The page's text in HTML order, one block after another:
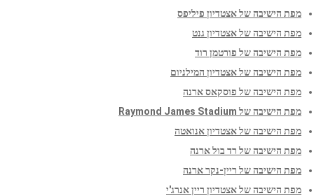
מפת הישיבה של אצטדיון פיליפס
מפת הישיבה של אצטדיון גנט
מפת הישיבה של פורטמן רוד
מפת הישיבה של אצטדיון המילניום
מפת הישיבה של פוסקאס ארנה
מפת הישיבה של Raymond James Stadium
מפת הישיבה של אצטדיון אנואטה
מפת הישיבה של רד בול ארנה
מפת הישיבה של ריין-נקר ארנה
מפת הישיבה של אצטדיון ריין אנרג'י